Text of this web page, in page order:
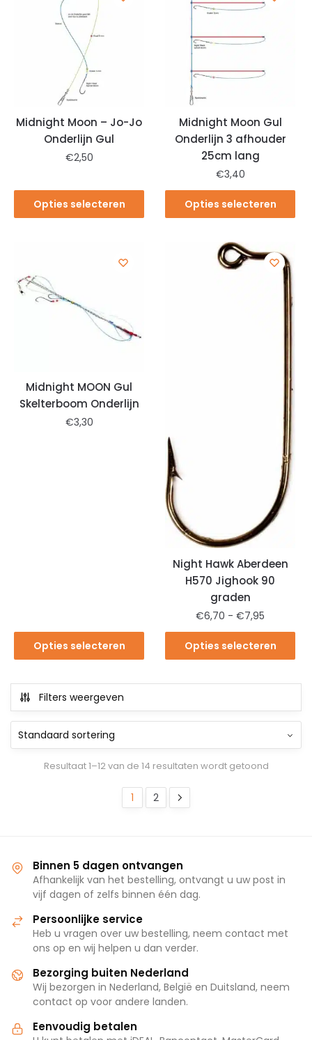
Midnight Moon – Jo-Jo
Onderlijn Gul
€2,50
Opties selecteren
Midnight Moon Gul
Onderlijn 3 afhouder
25cm lang
€3,40
Opties selecteren
Midnight MOON Gul
Skelterboom Onderlijn
€3,30
Opties selecteren
Night Hawk Aberdeen
H570 Jighook 90
graden
€6,70 - €7,95
Opties selecteren
Filters weergeven
Resultaat 1–12 van de 14 resultaten wordt getoond
1 2
Binnen 5 dagen ontvangen
Afhankelijk van het bestelling, ontvangt u uw post in
vijf dagen of zelfs binnen één dag.
Persoonlijke service
Heb u vragen over uw bestelling, neem contact met
ons op en wij helpen u dan verder.
Bezorging buiten Nederland
Wij bezorgen in Nederland, België en Duitsland, neem
contact op voor andere landen.
Eenvoudig betalen